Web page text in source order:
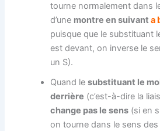
tourne normalement dans
d’une montre en suivanta
puisque que le substituant
est devant, on inverse le
un S).
Quand lesubstituant le
derrière (c’est-à-dire la
change pas le sens (si en
on tourne dans le sens des